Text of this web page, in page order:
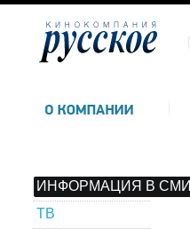
ИНФОРМАЦИЯ В СМИ
ТВ